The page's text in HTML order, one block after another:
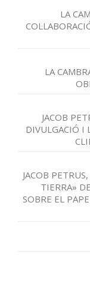
LA
LA
JACOB
DIVULGACIÓ I
JACOB
TIERRA»
SOBRE EL